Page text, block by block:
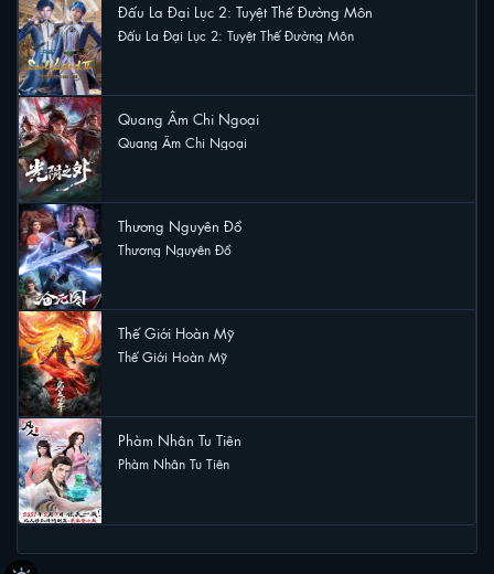
Đấu La Đại Lục 2: Tuyệt Thế Đường Môn
Đấu La Đại Lục 2: Tuyệt Thế Đường Môn
Quang Âm Chi Ngoại
Quang Âm Chi Ngoại
Thương Nguyên Đồ
Thương Nguyên Đồ
Thế Giới Hoàn Mỹ
Thế Giới Hoàn Mỹ
Phàm Nhân Tu Tiên
Phàm Nhân Tu Tiên